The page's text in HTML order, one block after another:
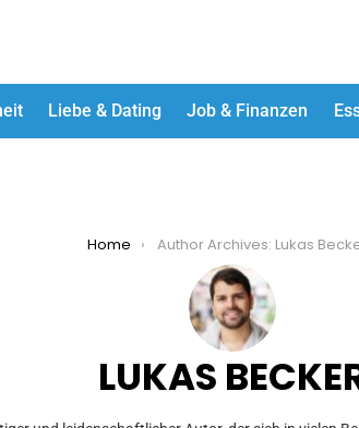
Liebe & Dating Job & Finanzen
Home Author Archives: Lukas
LUKAS